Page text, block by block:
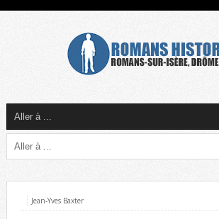
Jean-Yves Baxter